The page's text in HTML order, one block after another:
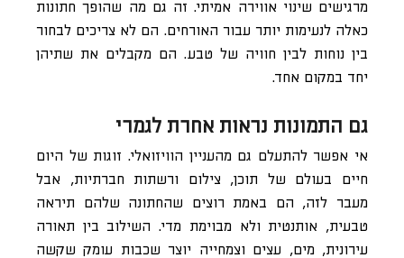
מרגישים שינוי אווירה אמיתי. זה גם מה שהופך חתונות
כאלה לנעימות יותר עבור האורחים. הם לא צריכים לבחור
בין נוחות לבין חוויה של טבע. הם מקבלים את שתיהן
יחד במקום אחד.
גם התמונות נראות אחרת לגמרי
אי אפשר להתעלם גם מהעניין הוויזואלי. זוגות של היום
חיים בעולם של תוכן, צילום ורשתות חברתיות, אבל
מעבר לזה, הם באמת רוצים שהחתונה שלהם תיראה
טבעית, אותנטית ולא מבוימת מדי. השילוב בין תאורה
עירונית, מים, עצים וצמחייה יוצר שכבות עומק שקשה